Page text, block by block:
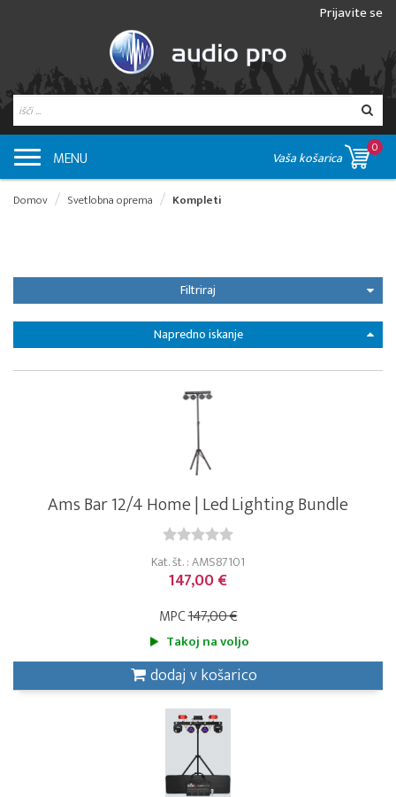
Prijavite se
MENU Vaša košarica
0
Domov Svetlobna oprema Kompleti
Filtriraj
Napredno iskanje
Ams Bar 12/4 Home | Led Lighting Bundle
Kat. št. : AMS87101
147,00 €
MPC147,00 €
Takoj na voljo
dodaj v košarico